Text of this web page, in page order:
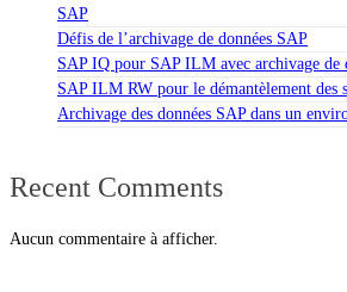
SAP
Défis de l’archivage de données SAP
SAP IQ pour SAP ILM avec archivage de
SAP ILM RW pour le démantèlement des
Archivage des données SAP dans un
Recent Comments
Aucun commentaire à afficher.